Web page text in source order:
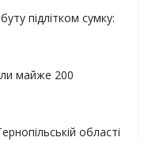
підлітком сумку:
майже 200
області